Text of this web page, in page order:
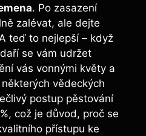
. Po zasazení
zalévat, ale dejte
teď to nejlepší – když
se vám udržet
vás vonnými květy a
vědeckých
postup pěstování
což je důvod, proč se
přístupu ke